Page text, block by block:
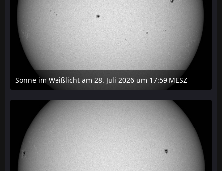
Sonne im Weißlicht am 28. Juli 2026 um 17:59 MESZ
31. Juli 2026 um 20:03